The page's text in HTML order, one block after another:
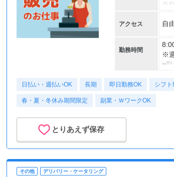
---
■交
日
（
安
アクセス 自
勤務時間
※
■
～
日払い・週払いOK 長期 即日勤務OK シフト
春・夏・冬休み期間限定 副業・ＷワークOK
とりあえず保存
その他 デリバリー・ケータリング